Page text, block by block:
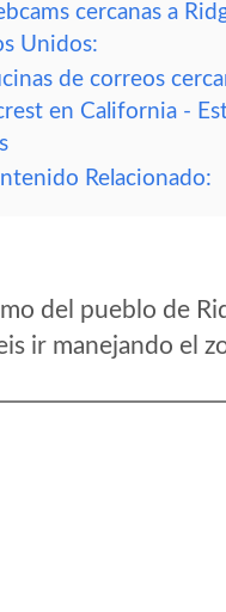
cercanas a
Unidos:
de correos
en California -
Relacionado:
del pueblo de
ir manejando el